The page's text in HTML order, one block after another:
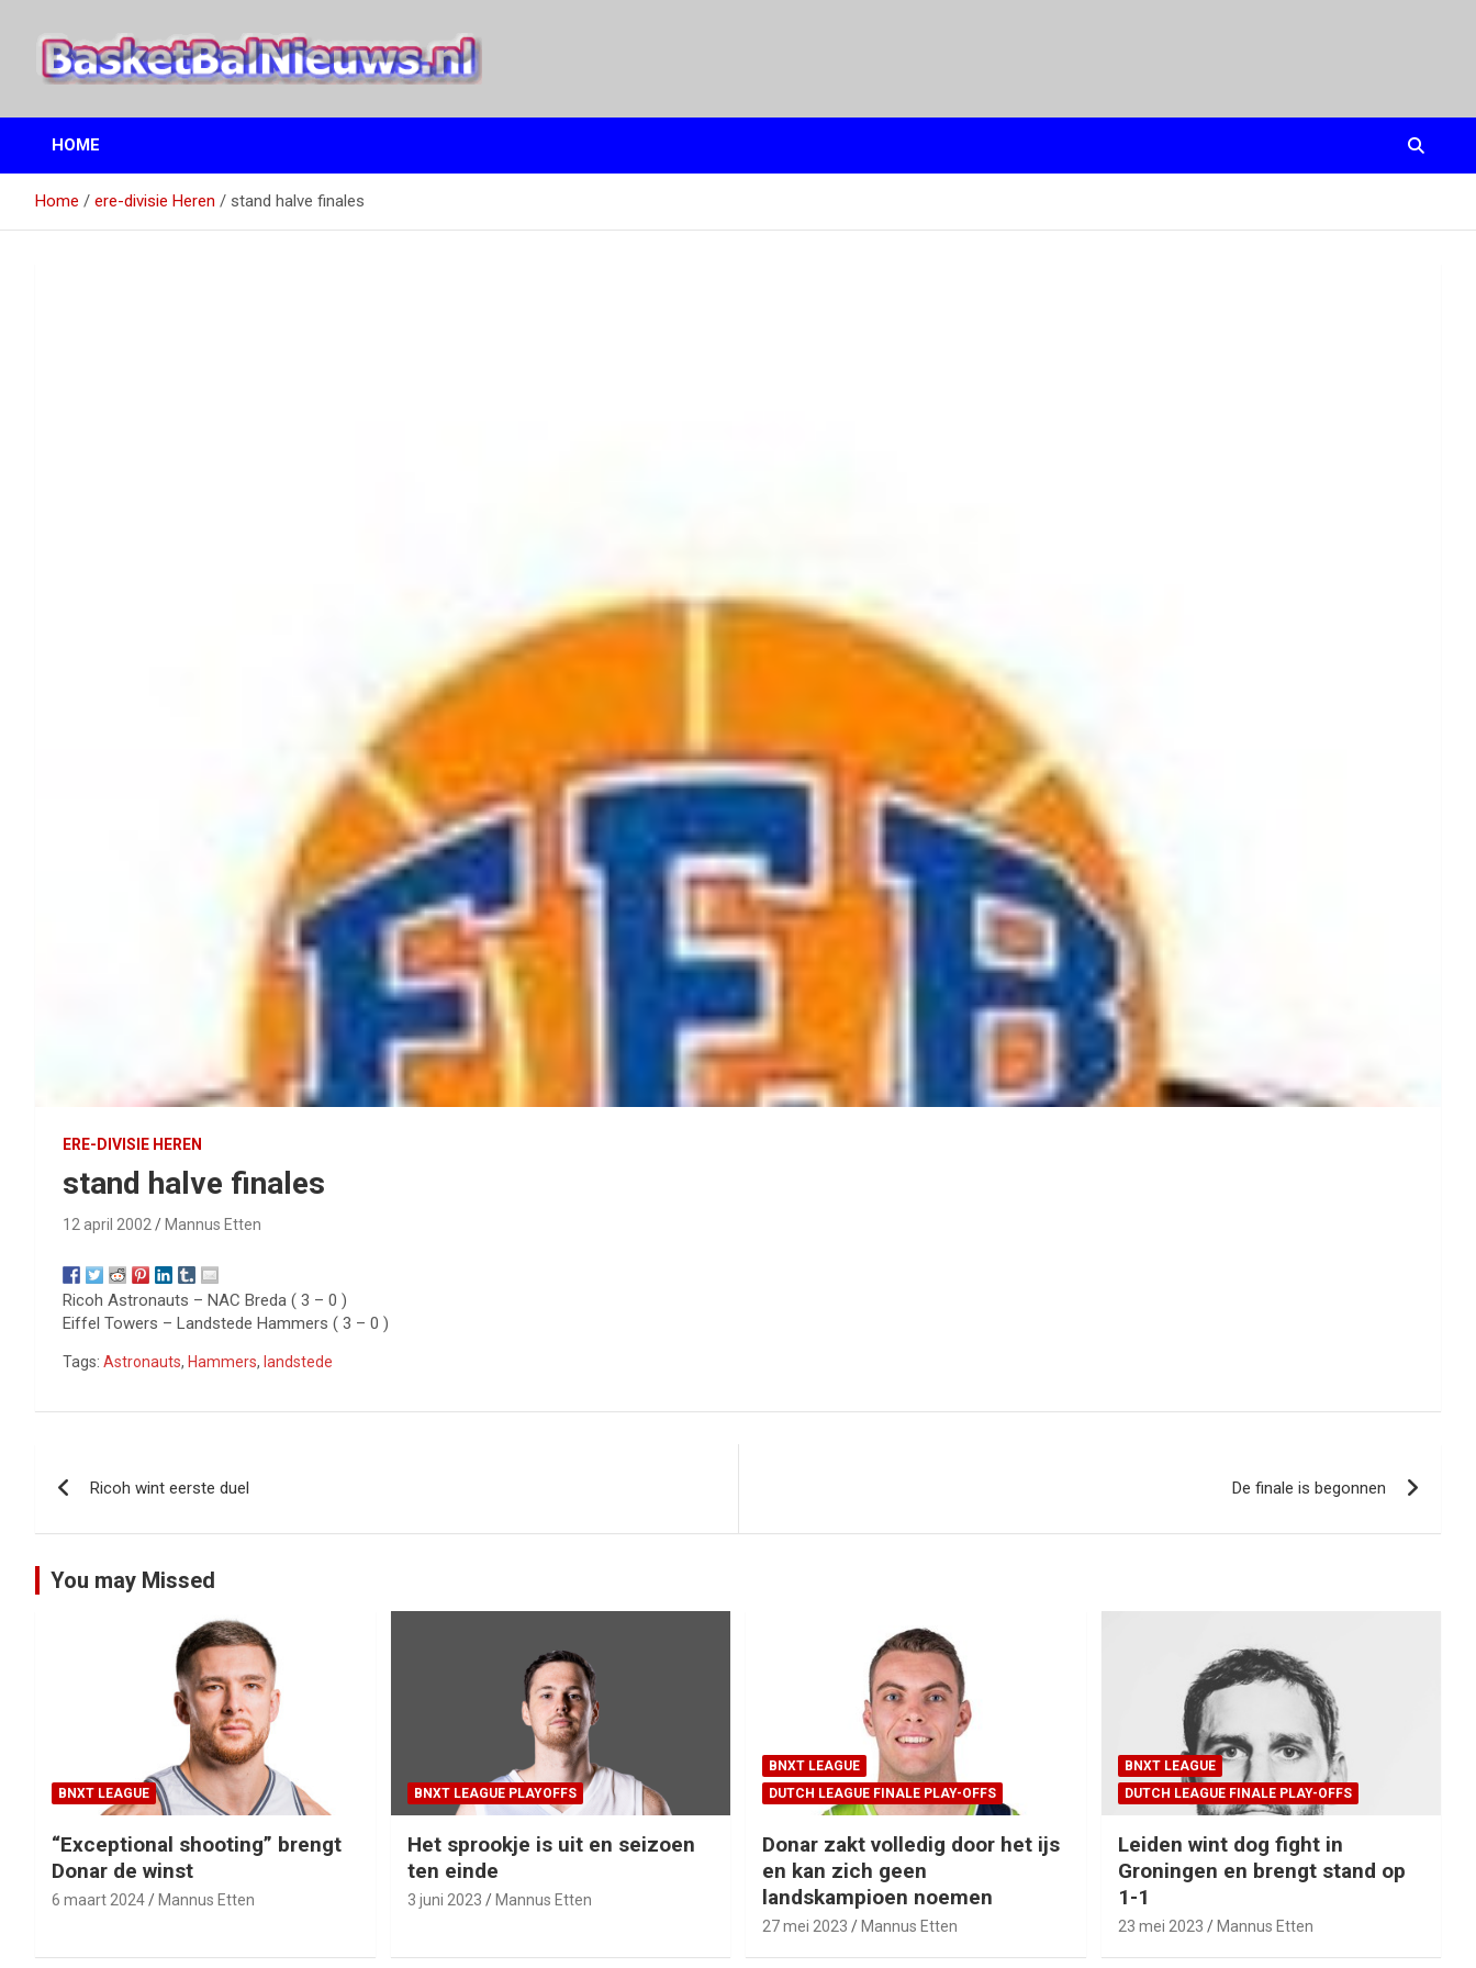
inhoud
BasketBalNieuws.nl
Etten
HOME
Home ere-divisie Heren stand halve finales
ERE-DIVISIE HEREN
stand halve finales
12 april 2002 Mannus Etten
Ricoh Astronauts – NAC Breda ( 3 – 0 )
Eiffel Towers – Landstede Hammers ( 3 – 0 )
Tags: Astronauts, Hammers, landstede
navigatie
Ricoh wint eerste duel De finale is begonnen
You may Missed
BNXT LEAGUE
“Exceptional shooting” brengt
Donar de winst
6 maart 2024 Mannus Etten
BNXT LEAGUE PLAYOFFS
Het sprookje is uit en seizoen
ten einde
3 juni 2023 Mannus Etten
BNXT LEAGUE
DUTCH LEAGUE FINALE PLAY-OFFS
Donar zakt volledig door het ijs
en kan zich geen
landskampioen noemen
27 mei 2023 Mannus Etten
BNXT LEAGUE
DUTCH LEAGUE FINALE PLAY-OFFS
Leiden wint dog fight in
Groningen en brengt stand op
1-1
23 mei 2023 Mannus Etten